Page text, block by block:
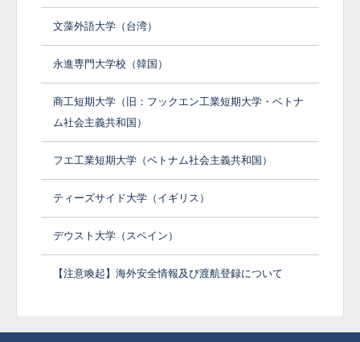
文藻外語大学（台湾）
永進専門大学校（韓国）
商工短期大学（旧：フックエン工業短期大学・ベトナ
ム社会主義共和国）
フエ工業短期大学（ベトナム社会主義共和国）
ティーズサイド大学（イギリス）
デウスト大学（スペイン）
【注意喚起】海外安全情報及び渡航登録について